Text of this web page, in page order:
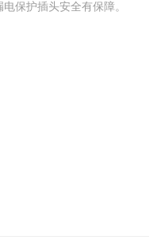
保护插头安全有保障。